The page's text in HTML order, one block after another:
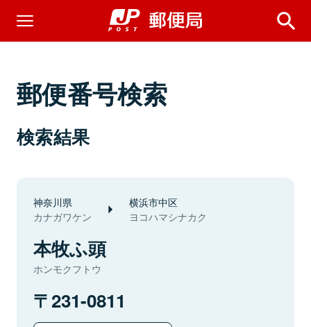
郵便番号検索
検索結果
神奈川県
カナガワケン
横浜市中区
ヨコハマシナカク
本牧ふ頭
ホンモクフトウ
231-0811